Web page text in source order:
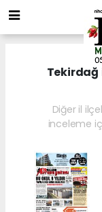
Tekirdağ
Diğer il
inceleme